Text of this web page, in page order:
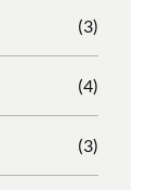
(3)
(4)
(3)